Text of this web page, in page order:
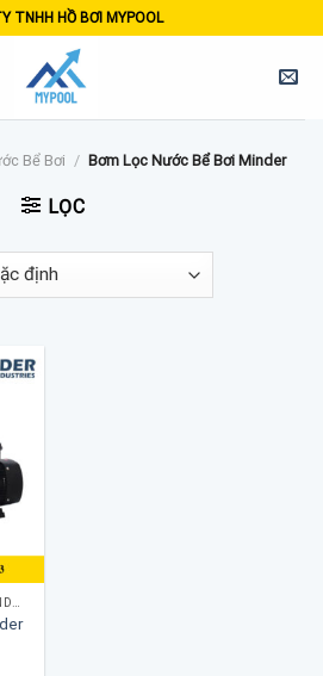
TNHH HỒ BƠI MYPOOL
Bể Bơi / Bơm Lọc Nước Bể Bơi Minder
LỌC